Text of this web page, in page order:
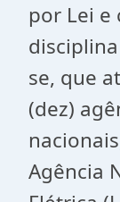
por Lei e
se, que
(dez)
Agência